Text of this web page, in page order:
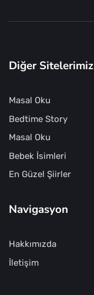
Diğer Sitelerimiz
Masal Oku
Bedtime Story
Masal Oku
Bebek İsimleri
En Güzel Şiirler
Navigasyon
Hakkımızda
İletişim